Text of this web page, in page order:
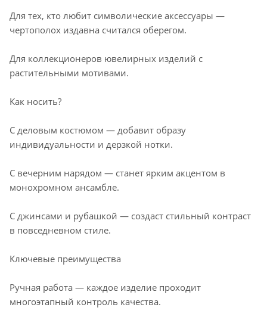
Для тех, кто любит символические аксессуары —
чертополох издавна считался оберегом.
Для коллекционеров ювелирных изделий с
растительными мотивами.
Как носить?
С деловым костюмом — добавит образу
индивидуальности и дерзкой нотки.
С вечерним нарядом — станет ярким акцентом в
монохромном ансамбле.
С джинсами и рубашкой — создаст стильный контраст
в повседневном стиле.
Ключевые преимущества
Ручная работа — каждое изделие проходит
многоэтапный контроль качества.